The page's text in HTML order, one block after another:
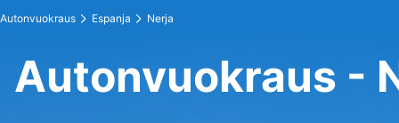
Autonvuokraus Espanja Nerja
Autonvuokraus -